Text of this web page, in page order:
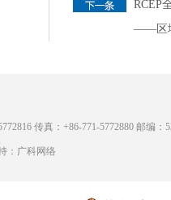
RCEP
——区
传真：+86-771-5772880 邮编：
：广科网络